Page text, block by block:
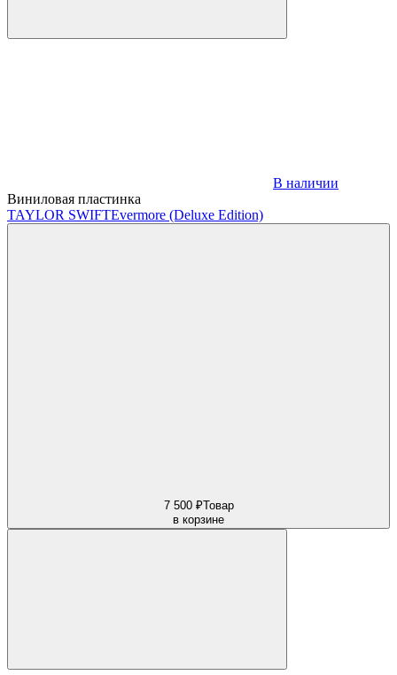
В наличии
Виниловая пластинка
TAYLOR SWIFTEvermore (Deluxe Edition)
7 500 ₽Товар
в корзине